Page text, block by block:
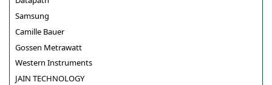
Samsung
Camille Bauer
Gossen Metrawatt
Western Instruments
JAIN TECHNOLOGY